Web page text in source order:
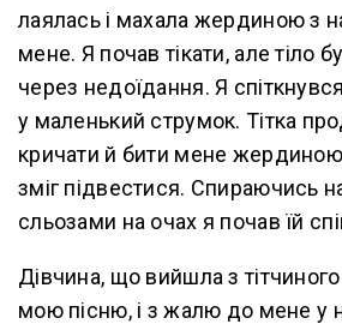
лаялась і махала жердиною з
мене. Я почав тікати, але тіло
через недоїдання. Я
у маленький струмок. Тітка
кричати й бити мене
зміг підвестися. Спираючись на
сльозами на очах я почав їй
Дівчина, що вийшла з
мою пісню, і з жалю до мене у